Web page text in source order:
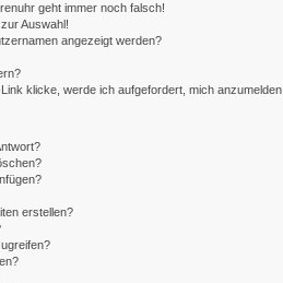
geht immer noch falsch!
Auswahl!
angezeigt werden?
klicke, werde ich aufgefordert, mich anzumelden.
erstellen?